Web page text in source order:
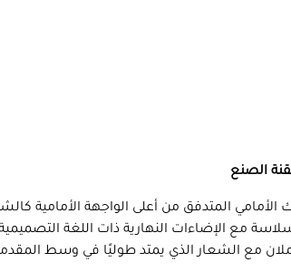
الصنع
الأمامي المتدفق من أعلى الواجهة الأمامية
مع الإضاءات النهارية ذات اللغة التصميمية
مع الشعار الذي يمتد طوليًا في وسط